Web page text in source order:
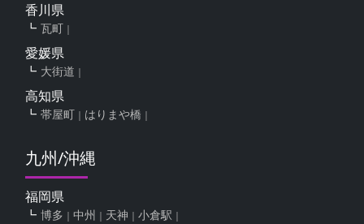
香川県
瓦町
愛媛県
大街道
高知県
帯屋町 はりまや橋
九州/沖縄
福岡県
博多 中州 天神 小倉駅